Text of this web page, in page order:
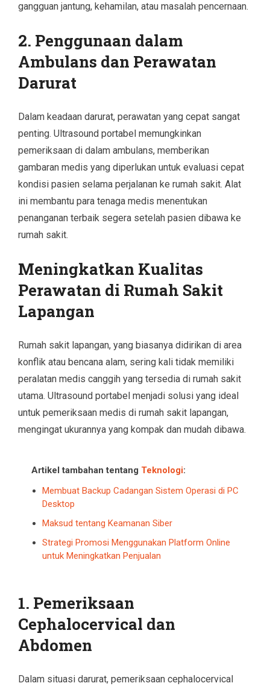
gangguan jantung, kehamilan, atau masalah pencernaan.
2. Penggunaan dalam
Ambulans dan Perawatan
Darurat
Dalam keadaan darurat, perawatan yang cepat sangat
penting. Ultrasound portabel memungkinkan
pemeriksaan di dalam ambulans, memberikan
gambaran medis yang diperlukan untuk evaluasi cepat
kondisi pasien selama perjalanan ke rumah sakit. Alat
ini membantu para tenaga medis menentukan
penanganan terbaik segera setelah pasien dibawa ke
rumah sakit.
Meningkatkan Kualitas
Perawatan di Rumah Sakit
Lapangan
Rumah sakit lapangan, yang biasanya didirikan di area
konflik atau bencana alam, sering kali tidak memiliki
peralatan medis canggih yang tersedia di rumah sakit
utama. Ultrasound portabel menjadi solusi yang ideal
untuk pemeriksaan medis di rumah sakit lapangan,
mengingat ukurannya yang kompak dan mudah dibawa.
Artikel tambahan tentang Teknologi:
Membuat Backup Cadangan Sistem Operasi di PC
Desktop
Maksud tentang Keamanan Siber
Strategi Promosi Menggunakan Platform Online
untuk Meningkatkan Penjualan
1. Pemeriksaan
Cephalocervical dan
Abdomen
Dalam situasi darurat, pemeriksaan cephalocervical